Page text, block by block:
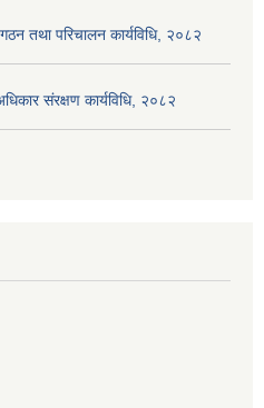
तथा परिचालन कार्यविधि, २०८२
संरक्षण कार्यविधि, २०८२